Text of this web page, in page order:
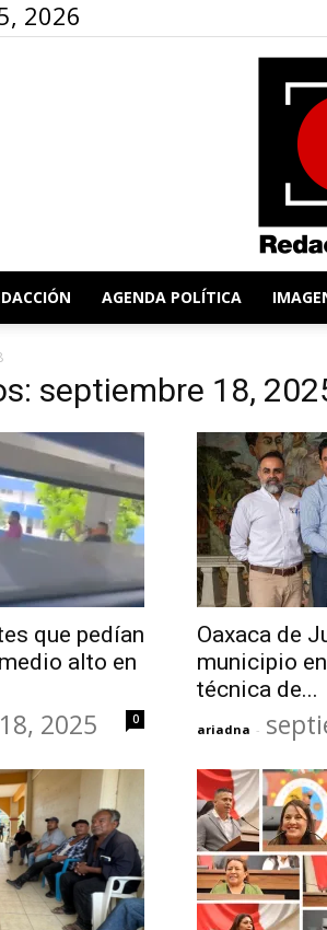
2026
AGENDA POLÍTICA
septiembre 18,
que pedían
alto en
2025 0
Oaxaca de
municipio
técnica de...
ariadna -